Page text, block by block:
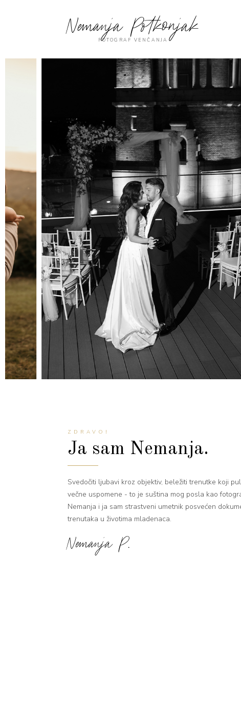
Nemanja Potkonjak
FOTOGRAF VENČANJA
ZDRAVO!
Ja sam Nemanja.
Svedočiti ljubavi kroz objektiv, beležiti trenutke koji
večne uspomene - to je suština mog posla kao
Nemanja i ja sam strastveni umetnik posvećen
trenutaka u životima mladenaca.
Nemanja P.